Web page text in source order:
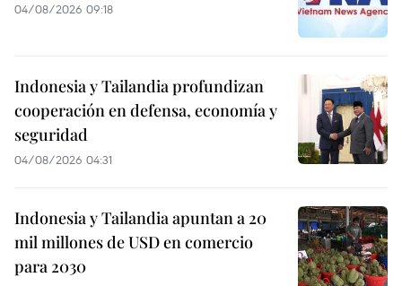
04/08/2026 09:18
Indonesia y Tailandia profundizan
cooperación en defensa, economía y
seguridad
04/08/2026 04:31
Indonesia y Tailandia apuntan a 20
mil millones de USD en comercio
para 2030